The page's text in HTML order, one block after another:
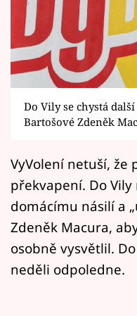
Seriály
Horoskopy
Sledujte prima+
Filmový festival
Mámy sobě
Přihlášení
Sledujte nás
Do Vily se chystá
Bartošové Zdeněk
VyVolení netuší, že
překvapení. Do
domácímu násilí a
Zdeněk Macura,
osobně vysvětlil.
neděli odpoledne.